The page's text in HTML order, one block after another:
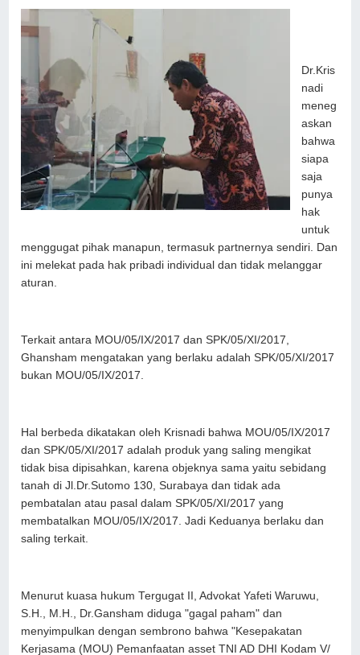
Dr.Kris
nadi
meneg
askan
bahwa
siapa
saja
punya
hak
untuk
menggugat pihak manapun, termasuk partnernya sendiri. Dan
ini melekat pada hak pribadi individual dan tidak melanggar
aturan.
Terkait antara MOU/05/IX/2017 dan SPK/05/XI/2017,
Ghansham mengatakan yang berlaku adalah SPK/05/XI/2017
bukan MOU/05/IX/2017.
Hal berbeda dikatakan oleh Krisnadi bahwa MOU/05/IX/2017
dan SPK/05/XI/2017 adalah produk yang saling mengikat
tidak bisa dipisahkan, karena objeknya sama yaitu sebidang
tanah di Jl.Dr.Sutomo 130, Surabaya dan tidak ada
pembatalan atau pasal dalam SPK/05/XI/2017 yang
membatalkan MOU/05/IX/2017. Jadi Keduanya berlaku dan
saling terkait.
Menurut kuasa hukum Tergugat II, Advokat Yafeti Waruwu,
S.H., M.H., Dr.Gansham diduga "gagal paham" dan
menyimpulkan dengan sembrono bahwa "Kesepakatan
Kerjasama (MOU) Pemanfaatan asset TNI AD DHI Kodam V/